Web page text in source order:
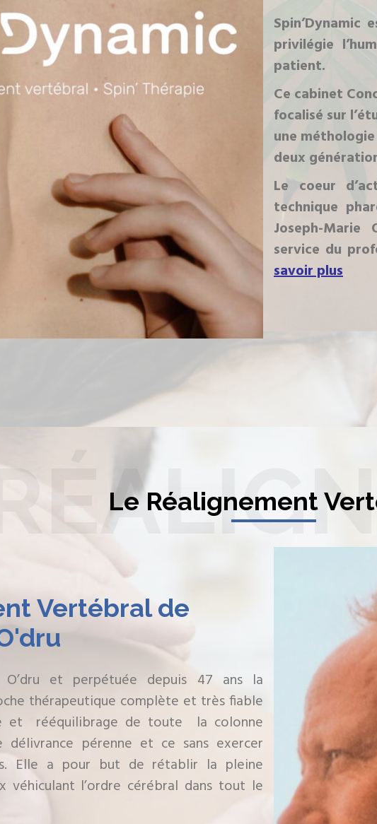
privilégie
patient.
Ce cabinet
focalisé sur
une
deux
Le coeur
technique
Joseph-
service du
savoir plus
Le Réalignement
Vertébral de
O’dru et perpétuée depuis 47 ans la
thérapeutique complète et très fiable
et rééquilibrage de toute la colonne
délivrance pérenne et ce sans exercer
Elle a pour but de rétablir la pleine
véhiculant l’ordre cérébral dans tout le